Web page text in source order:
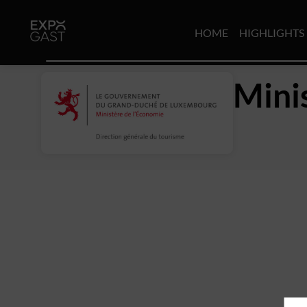
HOME HIGHLIGHTS